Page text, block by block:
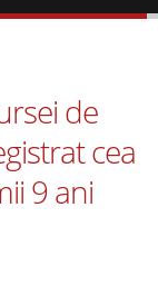
de
cea
9 ani